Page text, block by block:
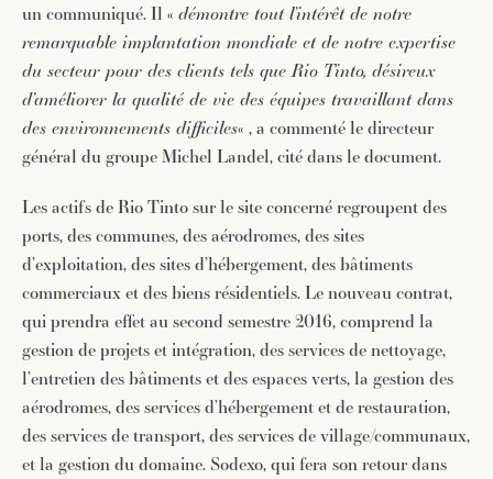
un communiqué. Il « démontre tout l’intérêt de notre
remarquable implantation mondiale et de notre expertise
du secteur pour des clients tels que Rio Tinto, désireux
d’améliorer la qualité de vie des équipes travaillant dans
des environnements difficiles« , a commenté le directeur
général du groupe Michel Landel, cité dans le document.
Les actifs de Rio Tinto sur le site concerné regroupent des
ports, des communes, des aérodromes, des sites
d’exploitation, des sites d’hébergement, des bâtiments
commerciaux et des biens résidentiels. Le nouveau contrat,
qui prendra effet au second semestre 2016, comprend la
gestion de projets et intégration, des services de nettoyage,
l’entretien des bâtiments et des espaces verts, la gestion des
aérodromes, des services d’hébergement et de restauration,
des services de transport, des services de village/communaux,
et la gestion du domaine. Sodexo, qui fera son retour dans